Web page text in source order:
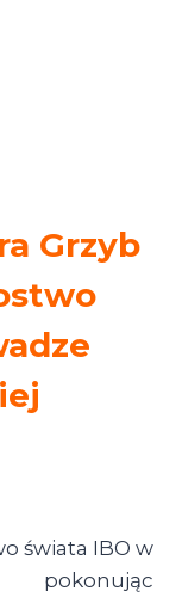
Grzyb
świata IBO w